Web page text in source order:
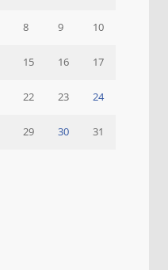
8 9 10
15 16 17
22 23 24
29 30
31